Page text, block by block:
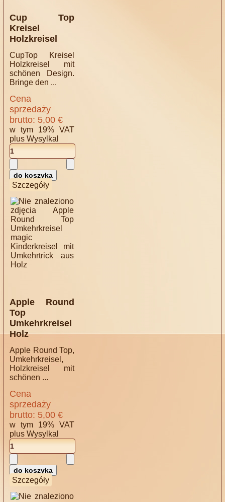
Cup Top
Kreisel
Holzkreisel
CupTop Kreisel
Holzkreisel mit
schönen Design.
Bringe den ...
Cena
sprzedaży
brutto: 5,00 €
w tym 19% VAT
plusWysylkal
Szczegóły
Apple Round
Top
Umkehrkreisel
Holz
Apple Round Top,
Umkehrkreisel,
Holzkreisel mit
schönen ...
Cena
sprzedaży
brutto: 5,00 €
w tym 19% VAT
plusWysylkal
Szczegóły